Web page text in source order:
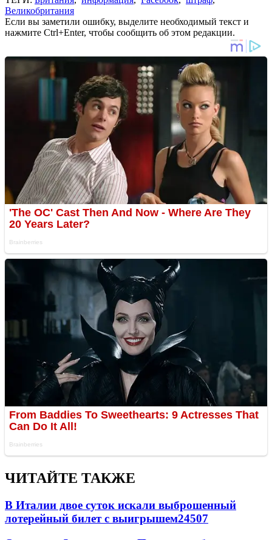
Великобритания
Если вы заметили ошибку, выделите необходимый текст и
нажмите Ctrl+Enter, чтобы сообщить об этом редакции.
ЧИТАЙТЕ ТАКЖЕ
В Италии двое суток искали выброшенный
лотерейный билет с выигрышем24507